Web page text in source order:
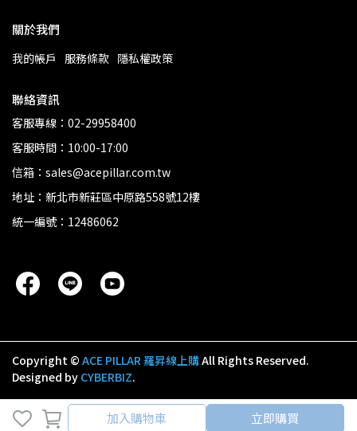
加入購物車
加入購物車 立即購買
關於我們
我的帳戶 服務條款 隱私權政策
聯絡資訊
客服專線：02-29958400
客服時間：10:00-17:00
信箱：sales@acepillar.com.tw
地址：新北市新莊區中原路558號12樓
統一編號：12486062
Copyright © ACE PILLAR 羅昇線上購All Rights Reserved.
Designed by CYBERBIZ.